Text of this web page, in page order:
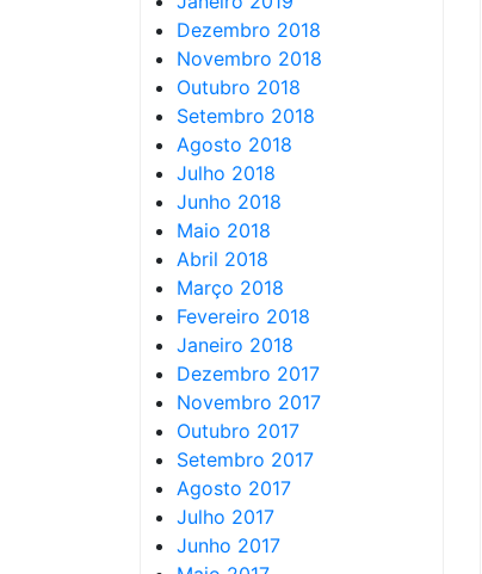
Dezembro 2018
Novembro 2018
Outubro 2018
Setembro 2018
Agosto 2018
Julho 2018
Junho 2018
Maio 2018
Abril 2018
Março 2018
Fevereiro 2018
Janeiro 2018
Dezembro 2017
Novembro 2017
Outubro 2017
Setembro 2017
Agosto 2017
Julho 2017
Junho 2017